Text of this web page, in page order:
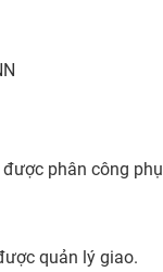
phân công phụ
quản lý giao.